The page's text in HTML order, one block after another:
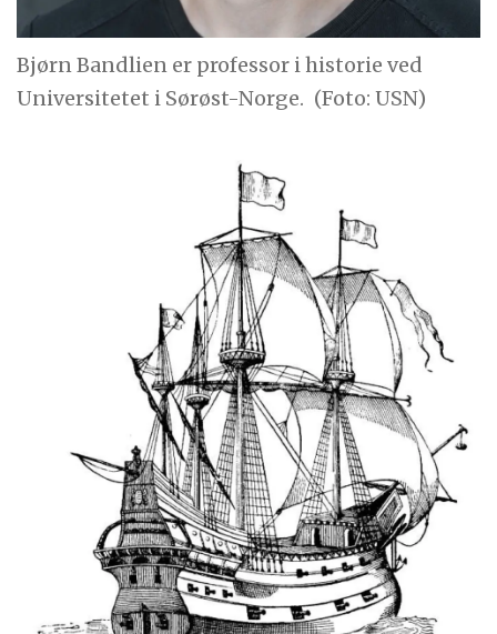
Bjørn Bandlien er professor i historie ved
Universitetet i Sørøst-Norge. (Foto: USN)